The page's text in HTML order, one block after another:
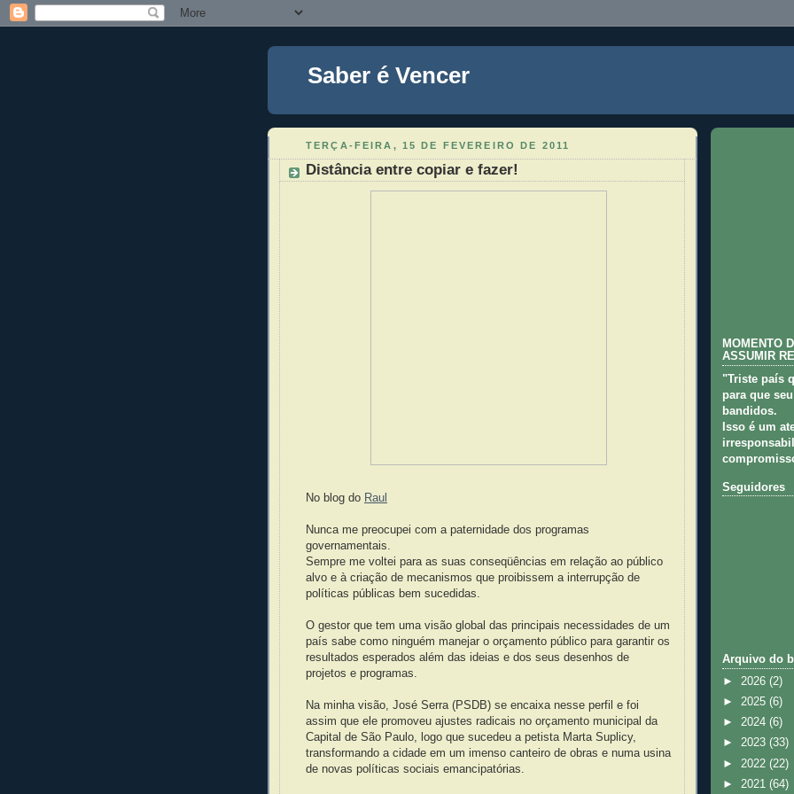
Saber é Vencer
TERÇA-FEIRA, 15 DE FEVEREIRO DE 2011
Distância entre copiar e fazer!
No blog do Raul
Nunca me preocupei com a paternidade dos programas
governamentais.
Sempre me voltei para as suas conseqüências em relação ao público
alvo e à criação de mecanismos que proibissem a interrupção de
políticas públicas bem sucedidas.
O gestor que tem uma visão global das principais necessidades de um
país sabe como ninguém manejar o orçamento público para garantir os
resultados esperados além das ideias e dos seus desenhos de
projetos e programas.
Na minha visão, José Serra (PSDB) se encaixa nesse perfil e foi
assim que ele promoveu ajustes radicais no orçamento municipal da
Capital de São Paulo, logo que sucedeu a petista Marta Suplicy,
transformando a cidade em um imenso canteiro de obras e numa usina
de novas políticas sociais emancipatórias.
MOMENTO
ASSUMIR
"Triste país
para que
bandidos.
Isso é um
Seguidores
Arquivo do
► 2026 (2)
► 2025 (6)
► 2024 (6)
► 2023 (33)
► 2022 (22)
► 2021 (64)